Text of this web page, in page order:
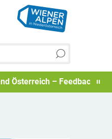
– Feedback geben und